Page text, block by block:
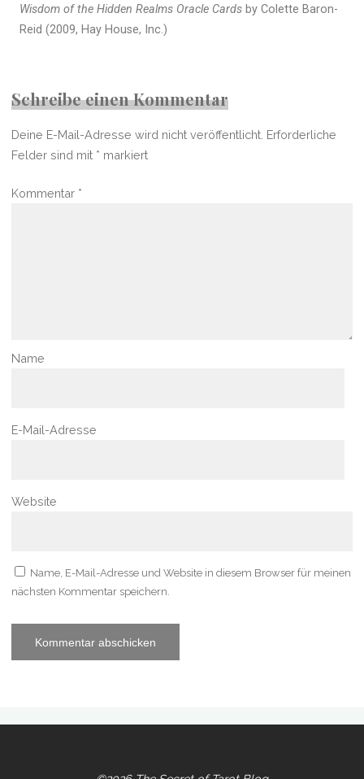
Wisdom of the Hidden Realms Oracle Cards by Colette Baron-
Reid (2009, Hay House, Inc.)
Schreibe einen Kommentar
Deine E-Mail-Adresse wird nicht veröffentlicht. Erforderliche
Felder sind mit * markiert
Kommentar *
Name
E-Mail-Adresse
Website
Name, E-Mail-Adresse und Website in diesem Browser für meinen
nächsten Kommentar speichern.